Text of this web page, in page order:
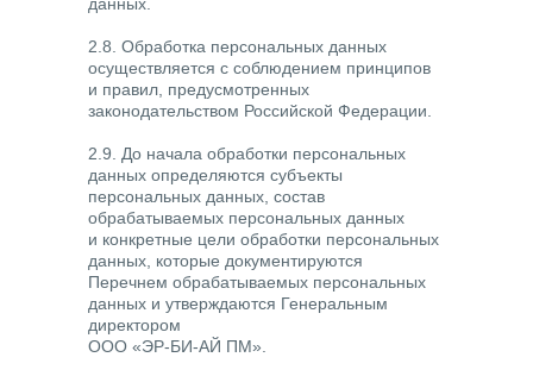
2.8. Обработка персональных данных
осуществляется с соблюдением принципов
и правил, предусмотренных
законодательством Российской Федерации.
2.9. До начала обработки персональных
данных определяются субъекты
персональных данных, состав
обрабатываемых персональных данных
и конкретные цели обработки персональных
данных, которые документируются
Перечнем обрабатываемых персональных
данных и утверждаются Генеральным
директором
ООО «ЭР-БИ-АЙ ПМ».